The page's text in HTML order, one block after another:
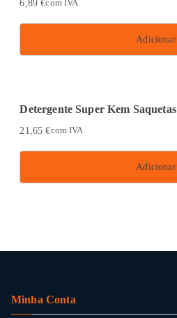
6,89€com IVA
Adicionar
Detergente Super Kem Saquetas
21,65€com IVA
Adicionar
Minha Conta